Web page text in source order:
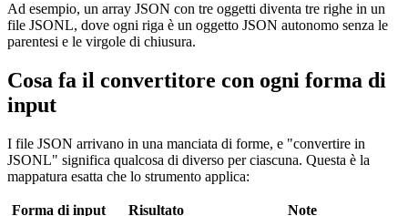
Ad esempio, un array JSON con tre oggetti diventa tre righe in un
file JSONL, dove ogni riga è un oggetto JSON autonomo senza le
parentesi e le virgole di chiusura.
Cosa fa il convertitore con ogni forma di
input
I file JSON arrivano in una manciata di forme, e "convertire in
JSONL" significa qualcosa di diverso per ciascuna. Questa è la
mappatura esatta che lo strumento applica:
Forma di input Risultato
Note